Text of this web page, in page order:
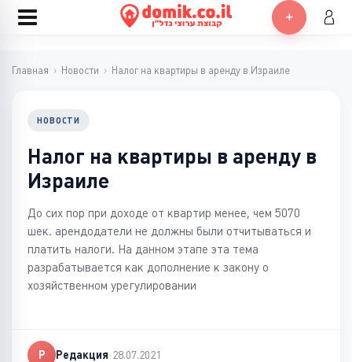
Главная › Новости › Налог на квартиры в аренду в Израиле
НОВОСТИ
Налог на квартиры в аренду в
Израиле
До сих пор при доходе от квартир менее, чем 5070
шек. арендодатели не должны были отчитываться и
платить налоги. На данном этапе эта тема
разрабатывается как дополнение к закону о
хозяйственном урегулировании
Р Редакция·28.07.2021